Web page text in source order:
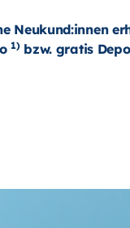
Neukund:innen
1)bzw. gratis